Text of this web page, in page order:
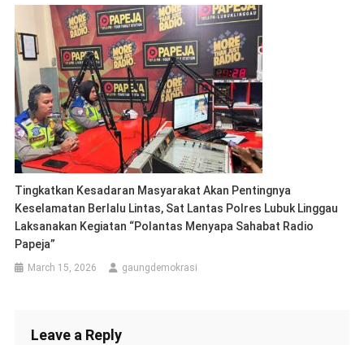
Tingkatkan Kesadaran Masyarakat Akan Pentingnya
Keselamatan Berlalu Lintas, Sat Lantas Polres Lubuk Linggau
Laksanakan Kegiatan “Polantas Menyapa Sahabat Radio
Papeja”
March 15, 2026 gaungdemokrasi
Leave a Reply